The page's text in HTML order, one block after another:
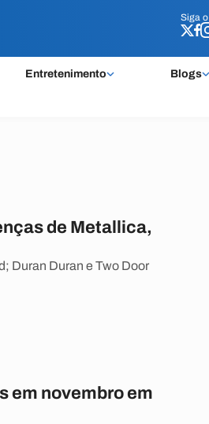
Siga o
Entretenimento Blogs
Siga o
de Metallica,
Duran Duran e Two Door
em novembro em